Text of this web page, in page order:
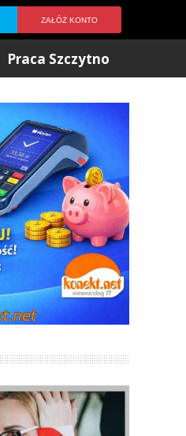
ZAŁÓŻ KONTO
Praca Szczytno